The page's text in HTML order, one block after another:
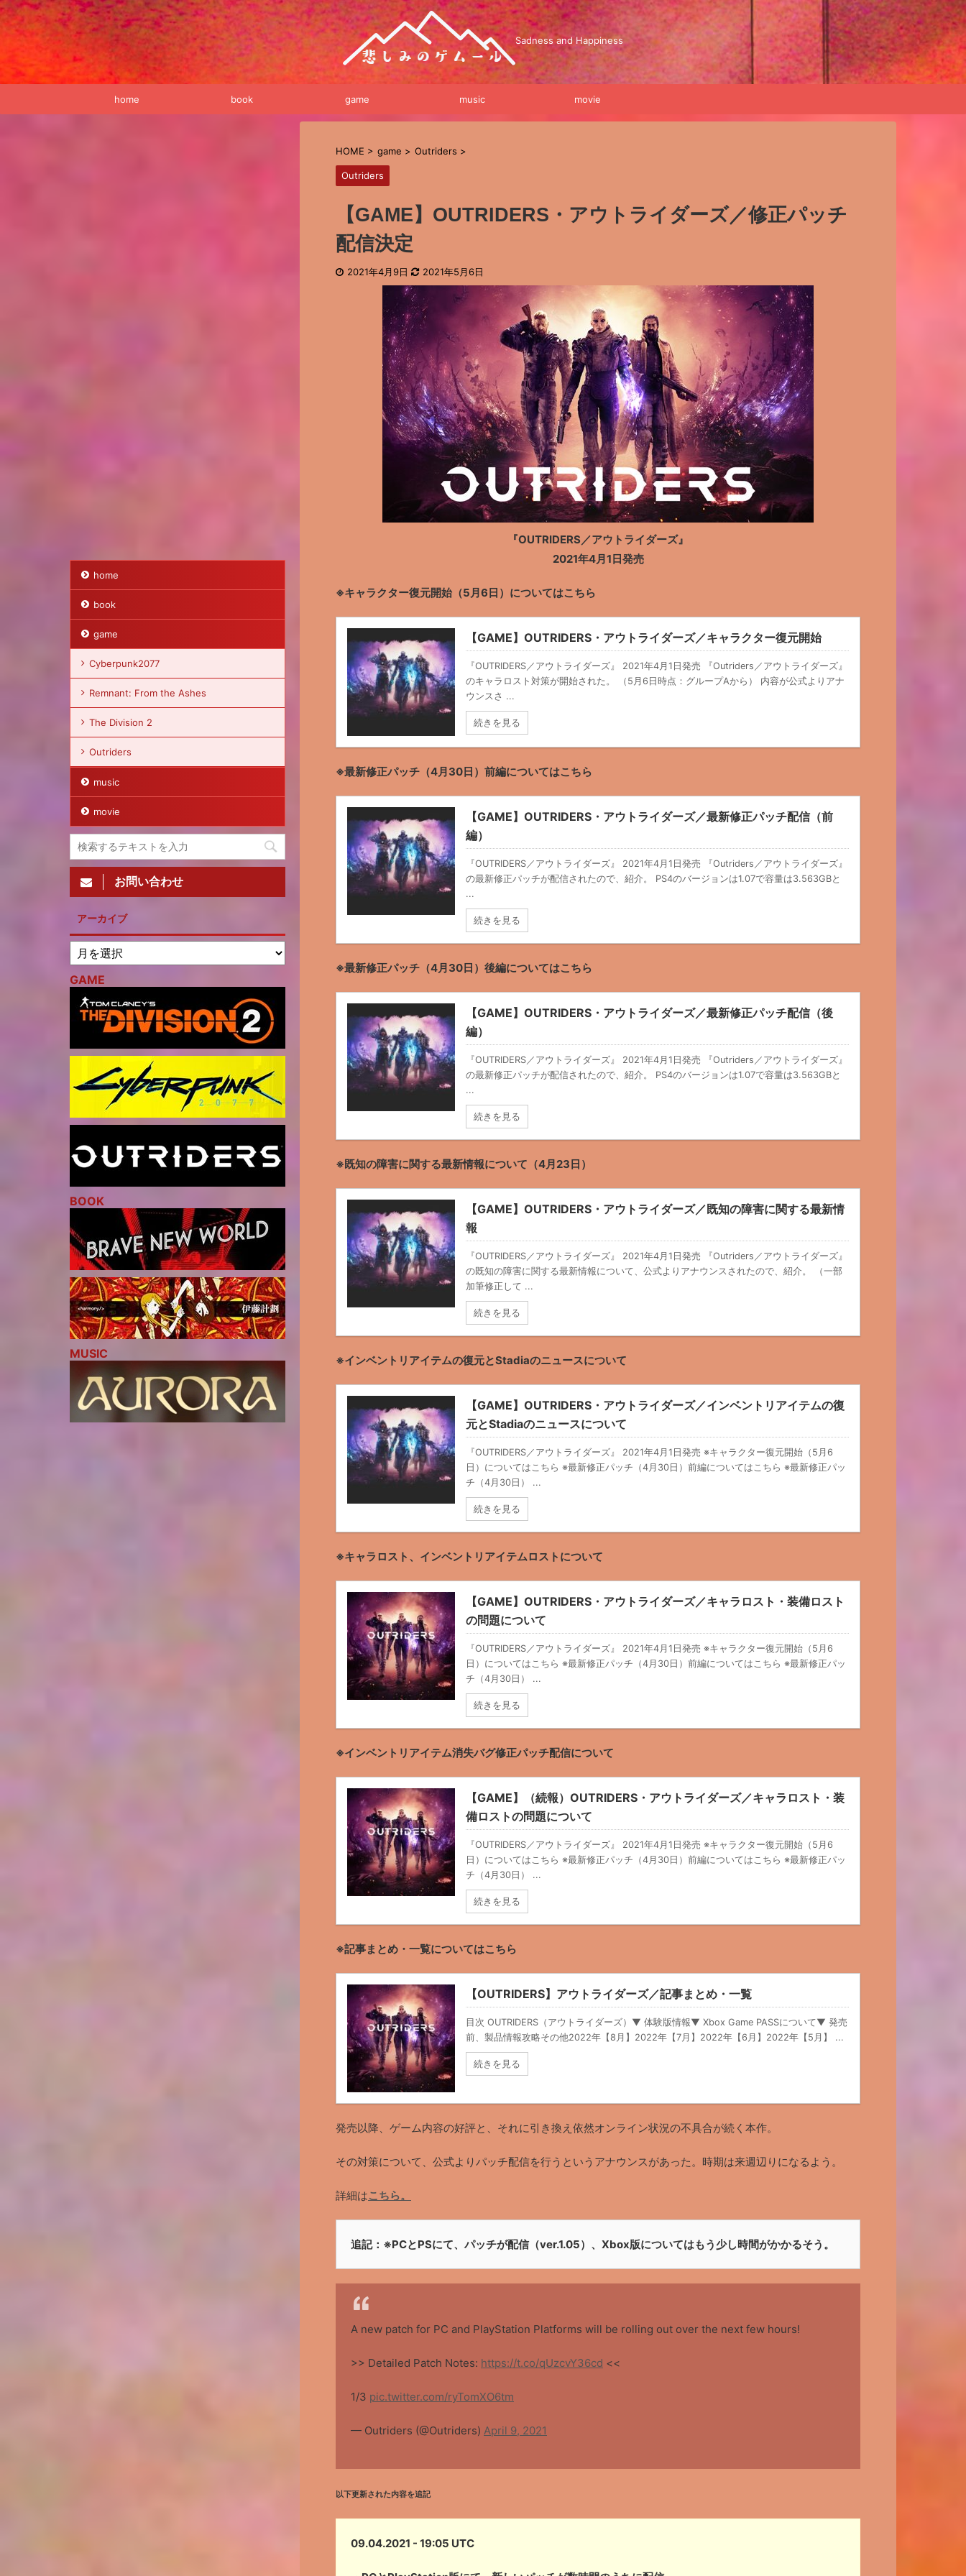
Sadness and Happiness
home book game music movie
HOME > game > Outriders >
Outriders
【GAME】OUTRIDERS・アウトライダーズ／修正パッチ
配信決定
2021年4月9日 2021年5月6日
『OUTRIDERS／アウトライダーズ』
2021年4月1日発売
※キャラクター復元開始（5月6日）についてはこちら
【GAME】OUTRIDERS・アウトライダーズ／キャラクター復元開始
『OUTRIDERS／アウトライダーズ』 2021年4月1日発売 『Outriders／アウトライダーズ』
のキャラロスト対策が開始された。 （5月6日時点：グループAから） 内容が公式よりアナ
ウンスさ ...
続きを見る
※最新修正パッチ（4月30日）前編についてはこちら
【GAME】OUTRIDERS・アウトライダーズ／最新修正パッチ配信（前
編）
『OUTRIDERS／アウトライダーズ』 2021年4月1日発売 『Outriders／アウトライダーズ』
の最新修正パッチが配信されたので、紹介。 PS4のバージョンは1.07で容量は3.563GBと
...
続きを見る
※最新修正パッチ（4月30日）後編についてはこちら
【GAME】OUTRIDERS・アウトライダーズ／最新修正パッチ配信（後
編）
『OUTRIDERS／アウトライダーズ』 2021年4月1日発売 『Outriders／アウトライダーズ』
の最新修正パッチが配信されたので、紹介。 PS4のバージョンは1.07で容量は3.563GBと
...
続きを見る
※既知の障害に関する最新情報について（4月23日）
【GAME】OUTRIDERS・アウトライダーズ／既知の障害に関する最新情
報
『OUTRIDERS／アウトライダーズ』 2021年4月1日発売 『Outriders／アウトライダーズ』
の既知の障害に関する最新情報について、公式よりアナウンスされたので、紹介。 （一部
加筆修正して ...
続きを見る
※インベントリアイテムの復元とStadiaのニュースについて
【GAME】OUTRIDERS・アウトライダーズ／インベントリアイテムの復
元とStadiaのニュースについて
『OUTRIDERS／アウトライダーズ』 2021年4月1日発売 ※キャラクター復元開始（5月6
日）についてはこちら ※最新修正パッチ（4月30日）前編についてはこちら ※最新修正パッ
チ（4月30日） ...
続きを見る
※キャラロスト、インベントリアイテムロストについて
【GAME】OUTRIDERS・アウトライダーズ／キャラロスト・装備ロスト
の問題について
『OUTRIDERS／アウトライダーズ』 2021年4月1日発売 ※キャラクター復元開始（5月6
日）についてはこちら ※最新修正パッチ（4月30日）前編についてはこちら ※最新修正パッ
チ（4月30日） ...
続きを見る
※インベントリアイテム消失バグ修正パッチ配信について
【GAME】（続報）OUTRIDERS・アウトライダーズ／キャラロスト・装
備ロストの問題について
『OUTRIDERS／アウトライダーズ』 2021年4月1日発売 ※キャラクター復元開始（5月6
日）についてはこちら ※最新修正パッチ（4月30日）前編についてはこちら ※最新修正パッ
チ（4月30日） ...
続きを見る
※記事まとめ・一覧についてはこちら
【OUTRIDERS】アウトライダーズ／記事まとめ・一覧
目次 OUTRIDERS（アウトライダーズ）▼ 体験版情報▼ Xbox Game PASSについて▼ 発売
前、製品情報攻略その他2022年【8月】2022年【7月】2022年【6月】2022年【5月】 ...
続きを見る
発売以降、ゲーム内容の好評と、それに引き換え依然オンライン状況の不具合が続く本作。
その対策について、公式よりパッチ配信を行うというアナウンスがあった。時期は来週辺りになるよう。
詳細はこちら。
追記：※PCとPSにて、パッチが配信（ver.1.05）、Xbox版についてはもう少し時間がかかるそう。
A new patch for PC and PlayStation Platforms will be rolling out over the next few hours!
>> Detailed Patch Notes: https://t.co/qUzcvY36cd <<
1/3 pic.twitter.com/ryTomXO6tm
— Outriders (@Outriders) April 9, 2021
以下更新された内容を追記
09.04.2021 - 19:05 UTC
home
book
game
Cyberpunk2077
Remnant: From the Ashes
The Division 2
Outriders
music
movie
お問い合わせ
アーカイブ
GAME
BOOK
MUSIC